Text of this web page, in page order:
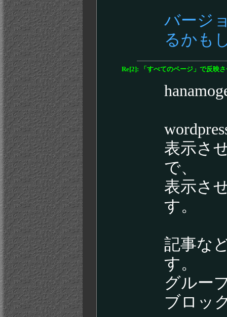
バージ
るかも
Re[2]: 「すべてのページ」で反映
表示さ
で、
表示さ
す。
記事な
す。
グルー
ブロッ